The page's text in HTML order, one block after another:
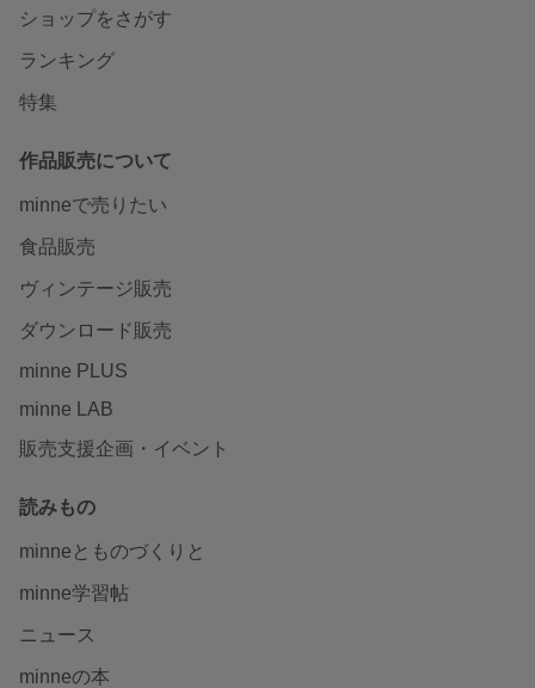
ショップをさがす
ランキング
特集
作品販売について
minneで売りたい
食品販売
ヴィンテージ販売
ダウンロード販売
minne PLUS
minne LAB
販売支援企画・イベント
読みもの
minneとものづくりと
minne学習帖
ニュース
minneの本